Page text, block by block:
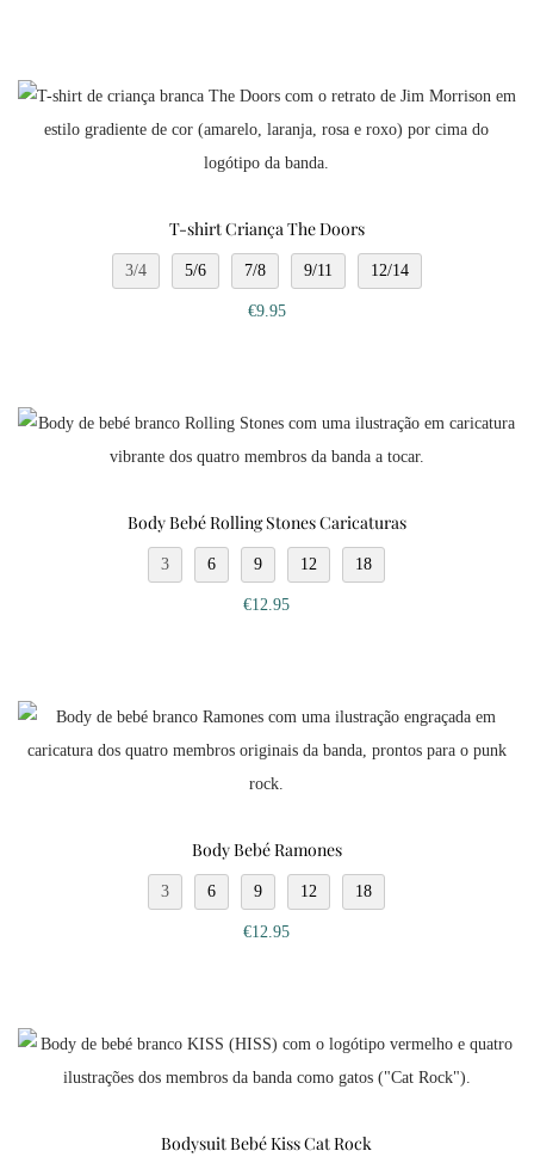
T-shirt Criança The Doors
3/4 5/6 7/8 9/11 12/14
€9.95
Body Bebé Rolling Stones Caricaturas
3 6 9 12 18
€12.95
Body Bebé Ramones
3 6 9 12 18
€12.95
Bodysuit Bebé Kiss Cat Rock